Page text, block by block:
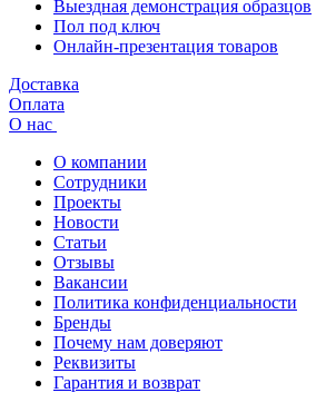
Выездная демонстрация образцов
Пол под ключ
Онлайн-презентация товаров
Доставка
Оплата
О нас
О компании
Сотрудники
Проекты
Новости
Статьи
Отзывы
Вакансии
Политика конфиденциальности
Бренды
Почему нам доверяют
Реквизиты
Гарантия и возврат